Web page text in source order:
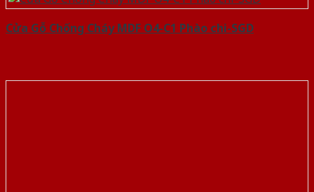
Cửa Gỗ Chống Cháy MDF O4-C1 Phào chi-SGD